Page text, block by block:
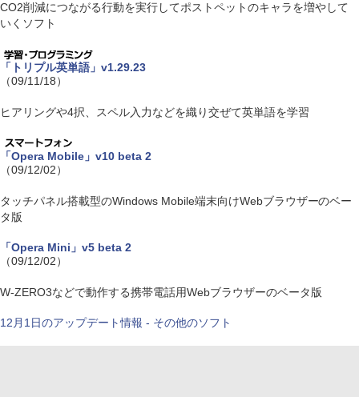
CO2削減につながる行動を実行してポストペットのキャラを増やして
いくソフト
「トリプル英単語」v1.29.23
（09/11/18）
ヒアリングや4択、スペル入力などを織り交ぜて英単語を学習
「Opera Mobile」v10 beta 2
（09/12/02）
タッチパネル搭載型のWindows Mobile端末向けWebブラウザーのベー
タ版
「Opera Mini」v5 beta 2
（09/12/02）
W-ZERO3などで動作する携帯電話用Webブラウザーのベータ版
12月1日のアップデート情報 - その他のソフト